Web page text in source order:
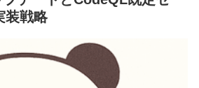
装戦略